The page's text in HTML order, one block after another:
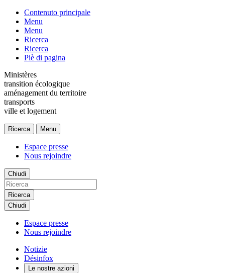
Contenuto principale
Menu
Menu
Ricerca
Ricerca
Piè di pagina
Ministères
transition écologique
aménagement du territoire
transports
ville et logement
Ricerca Menu
Espace presse
Nous rejoindre
Chiudi
Ricerca
Chiudi
Espace presse
Nous rejoindre
Notizie
Désinfox
Le nostre azioni